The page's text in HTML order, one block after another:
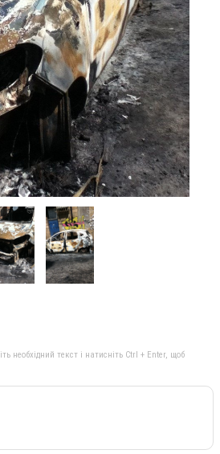
необхідний текст і натисніть Ctrl + Enter, щоб